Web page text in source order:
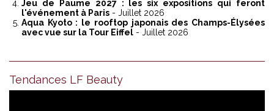
Jeu de Paume 2027 : les six expositions qui feront
l'événement à Paris - Juillet 2026
Aqua Kyoto : le rooftop japonais des Champs-Élysées
avec vue sur la Tour Eiffel - Juillet 2026
Tendances LF Beauty